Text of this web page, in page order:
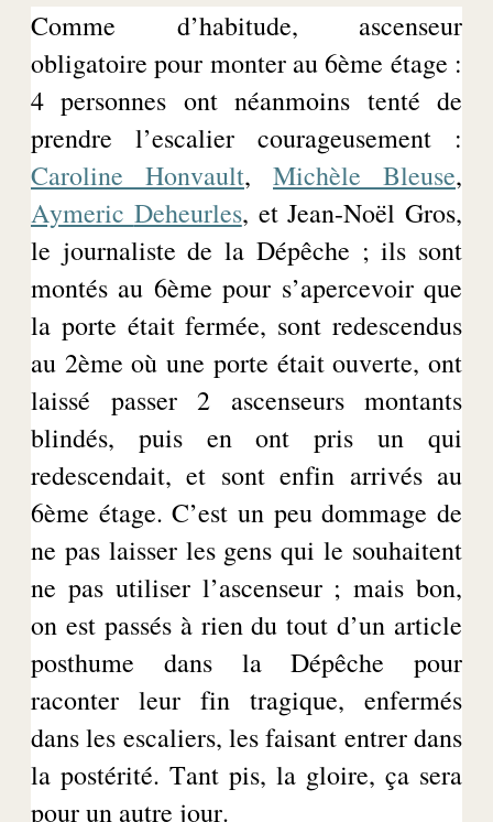
Comme d’habitude, ascenseur
obligatoire pour monter au 6ème étage :
4 personnes ont néanmoins tenté de
prendre l’escalier courageusement :
Caroline Honvault, Michèle Bleuse,
Aymeric Deheurles, et Jean-Noël Gros,
le journaliste de la Dépêche ; ils sont
montés au 6ème pour s’apercevoir que
la porte était fermée, sont redescendus
au 2ème où une porte était ouverte, ont
laissé passer 2 ascenseurs montants
blindés, puis en ont pris un qui
redescendait, et sont enfin arrivés au
6ème étage. C’est un peu dommage de
ne pas laisser les gens qui le souhaitent
ne pas utiliser l’ascenseur ; mais bon,
on est passés à rien du tout d’un article
posthume dans la Dépêche pour
raconter leur fin tragique, enfermés
dans les escaliers, les faisant entrer dans
la postérité. Tant pis, la gloire, ça sera
pour un autre jour.